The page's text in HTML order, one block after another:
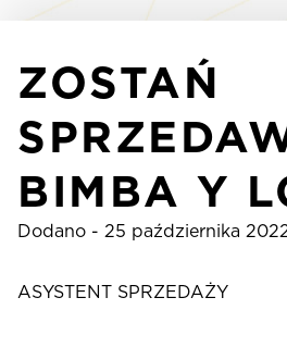
ZOSTAŃ
BIMBA Y
Dodano - 25 października
ASYSTENT SPRZEDAŻY